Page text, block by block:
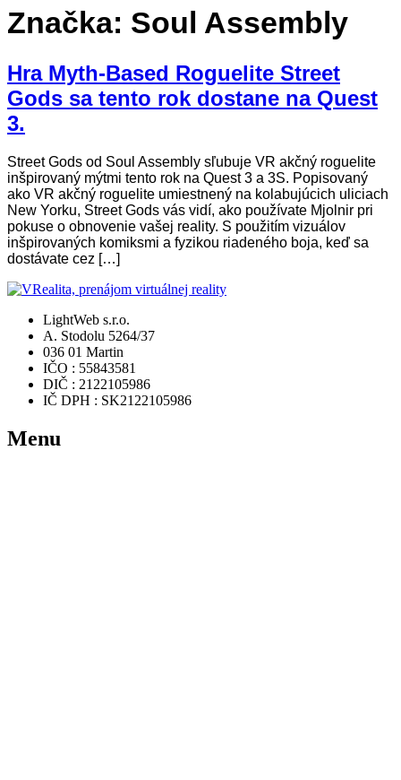
Značka: Soul Assembly
Hra Myth-Based Roguelite Street
Gods sa tento rok dostane na Quest
3.
Street Gods od Soul Assembly sľubuje VR akčný roguelite
inšpirovaný mýtmi tento rok na Quest 3 a 3S. Popisovaný
ako VR akčný roguelite umiestnený na kolabujúcich uliciach
New Yorku, Street Gods vás vidí, ako používate Mjolnir pri
pokuse o obnovenie vašej reality. S použitím vizuálov
inšpirovaných komiksmi a fyzikou riadeného boja, keď sa
dostávate cez […]
LightWeb s.r.o.
A. Stodolu 5264/37
036 01 Martin
IČO : 55843581
DIČ : 2122105986
IČ DPH : SK2122105986
Menu